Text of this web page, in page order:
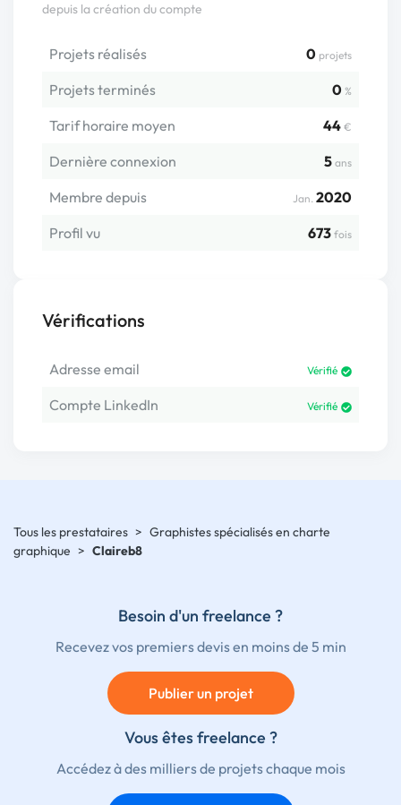
depuis la création du compte
Projets réalisés 0 projets
Projets terminés 0 %
Tarif horaire moyen 44 €
Dernière connexion 5 ans
Membre depuis Jan. 2020
Profil vu
673 fois
Vérifications
Adresse email Vérifié
Compte LinkedIn Vérifié
Tous les prestataires > Graphistes spécialisés en charte
graphique > Claireb8
Besoin d'un freelance ?
Recevez vos premiers devis en moins de 5 min
Publier un projet
Vous êtes freelance ?
Accédez à des milliers de projets chaque mois